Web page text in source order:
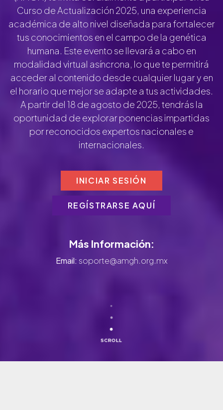
Curso de Actualización 2025, una experiencia
académica de alto nivel diseñada para fortalecer
tus conocimientos en el campo de la genética
humana. Este evento se llevará a cabo en
modalidad virtual asíncrona, lo que te permitirá
acceder al contenido desde cualquier lugar y en
el horario que mejor se adapte a tus actividades.
A partir del 18 de agosto de 2025, tendrás la
oportunidad de explorar ponencias impartidas
por reconocidos expertos nacionales e
internacionales.
INICIAR SESIÓN
REGÍSTRARSE AQUÍ
Más Información:
Email: soporte@amgh.org.mx